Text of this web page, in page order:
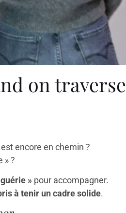
on traverse
encore en chemin ?
» ?
» pour accompagner.
à tenir un cadre solide.